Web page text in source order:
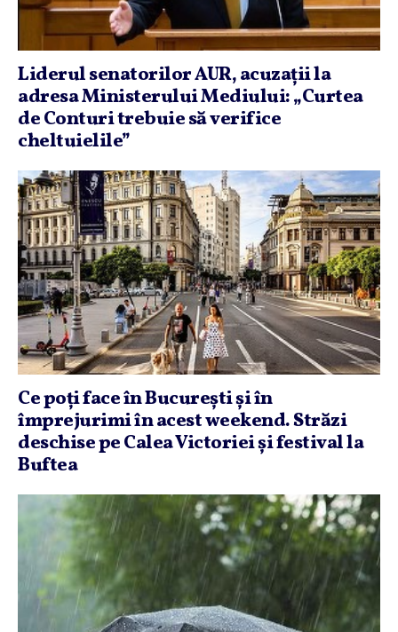
Liderul senatorilor AUR, acuzaţii la
adresa Ministerului Mediului: „Curtea
de Conturi trebuie să verifice
cheltuielile”
Ce poţi face în Bucureşti şi în
împrejurimi în acest weekend. Străzi
deschise pe Calea Victoriei şi festival la
Buftea